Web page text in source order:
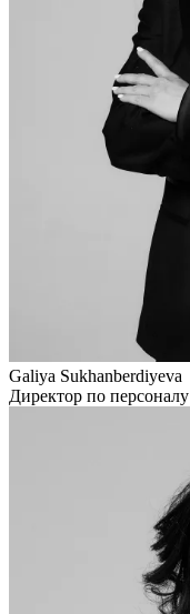
Galiya Sukhanberdiyeva
Директор по персоналу